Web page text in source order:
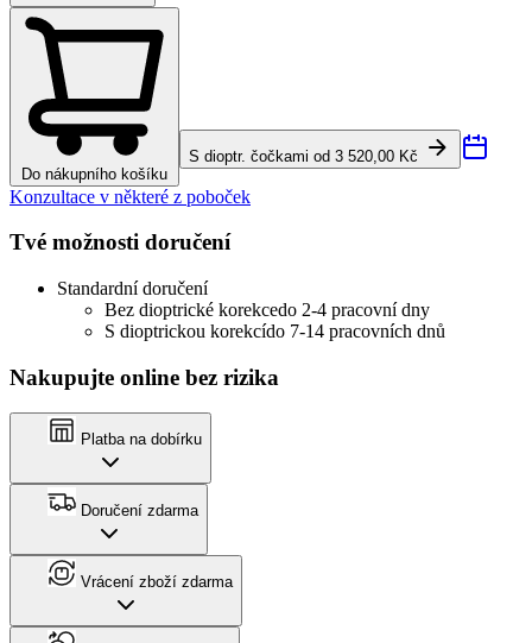
Do nákupního košíku
S dioptr. čočkami od 3 520,00 Kč
Konzultace v některé z poboček
Tvé možnosti doručení
Standardní doručení
Bez dioptrické korekcedo 2-4 pracovní dny
S dioptrickou korekcído 7-14 pracovních dnů
Nakupujte online bez rizika
Platba na dobírku
Doručení zdarma
Vrácení zboží zdarma